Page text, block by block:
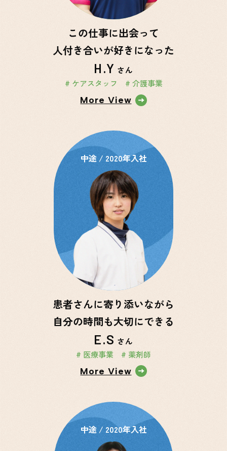
この仕事に出会って
人付き合いが好きになった
H.Y さん
# ケアスタッフ
# 介護事業
More View
中途 / 2020年入社
患者さんに寄り添いながら
自分の時間も大切にできる
E.S さん
# 医療事業
# 薬剤師
More View
中途 / 2020年入社